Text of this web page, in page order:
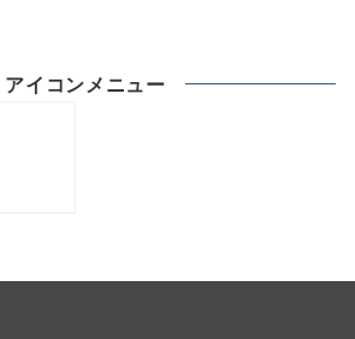
アイコンメニュー